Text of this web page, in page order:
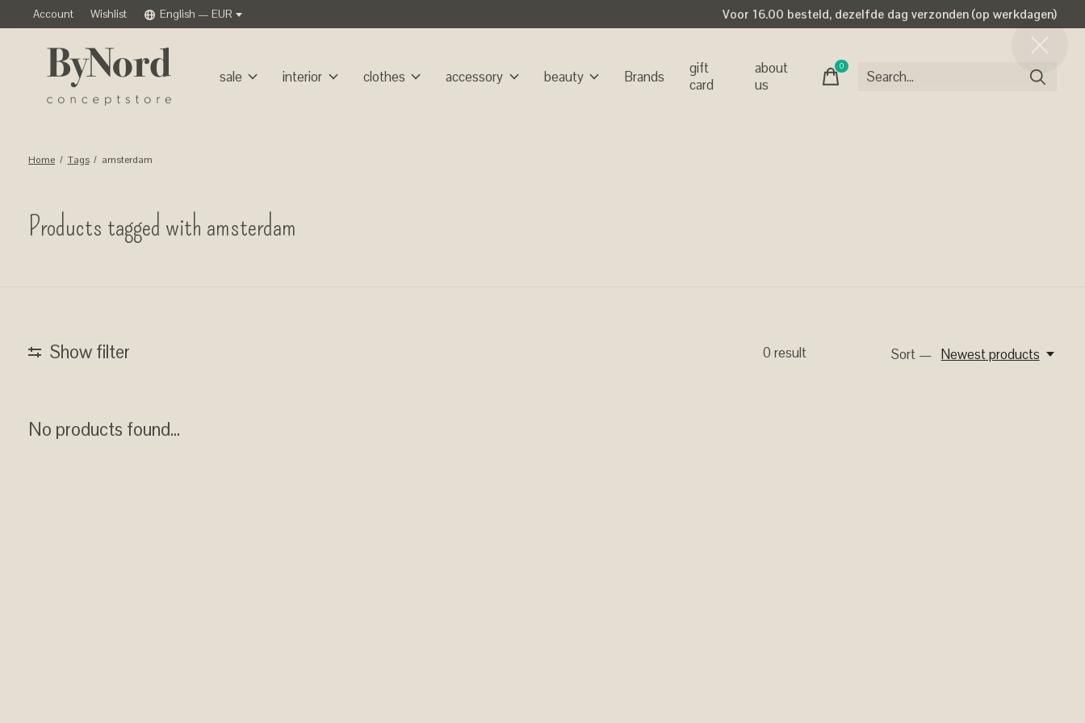
Account Wishlist English — EUR Voor 16.00 besteld, dezelfde dag verzonden (op werkdagen)
sale interior clothes accessory beauty Brands
gift
card
about
us
0items
Home / Tags / amsterdam
Products tagged with amsterdam
Show filter 0 result Sort — Newest products
No products found...